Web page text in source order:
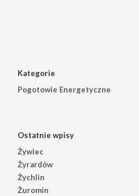
Kategorie
Pogotowie Energetyczne
Ostatnie wpisy
Żywiec
Żyrardów
Żychlin
Żuromin